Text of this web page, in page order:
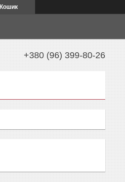
Кошик
+380 (96) 399-80-26